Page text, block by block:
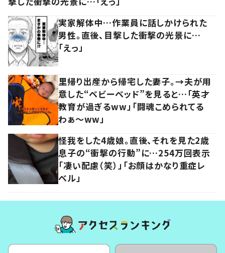
実家解体中…作業員に話しかけられた
男性。直後、目撃した衝撃の光景に…
「えっ」
里帰り出産から帰宅した妻子。→夫が用
意した“ベビーベッド”を見ると…「英才
教育が過ぎるww」「闘魂こめられてる
わぁ～ww」
怪我をした4歳娘。直後、それを見た2歳
息子の“衝撃の行動”に…254万回表示
「凄い配慮（笑）」「お顔はかなり重症レ
ベル」